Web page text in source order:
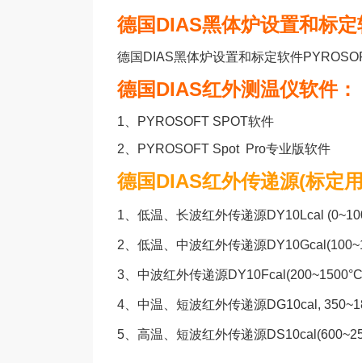
德国DIAS黑体炉设置和标定
德国DIAS黑体炉设置和标定软件
德国DIAS红外测温仪软件：
1、
PYROSOFT SPOT软件
2、
PYROSOFT Spot Pro专业版软件
德国DIAS红外传递源(标定
1、 低温、长波红外传递源DY10Lcal
2、 低温、中波红外传递源
3、 中波红外传递源
4、 中温、短波红外传递源DG10cal,
5、 高温、短波红外传递源